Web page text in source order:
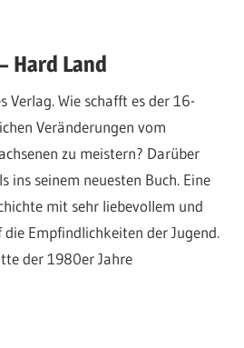
Hard Land
Verlag. Wie schafft es der 16-
Veränderungen vom
zu meistern? Darüber
ins seinem neuesten Buch. Eine
mit sehr liebevollem und
Empfindlichkeiten der Jugend.
der 1980er Jahre